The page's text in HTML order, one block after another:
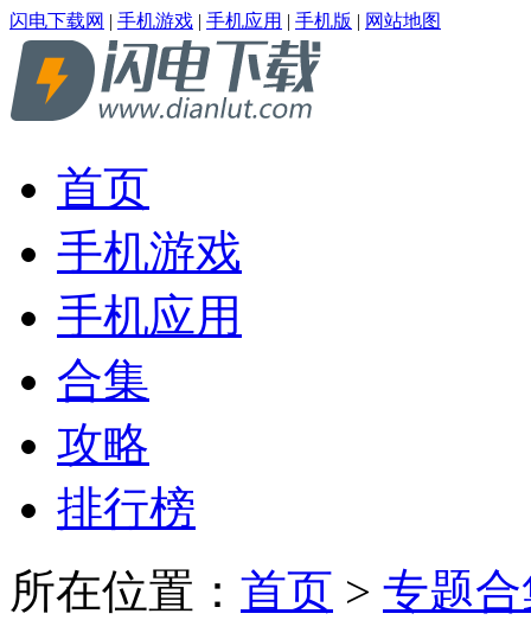
闪电下载网 | 手机游戏 | 手机应用 | 手机版 | 网站地图
首页
手机游戏
手机应用
合集
攻略
排行榜
所在位置： 首页 > 专题